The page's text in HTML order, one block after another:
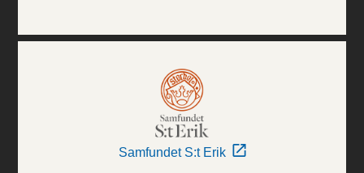
Samfundet S:t Erik